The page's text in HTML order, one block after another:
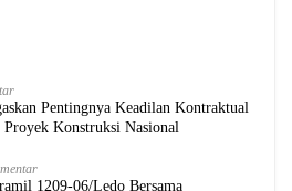
Pentingnya Keadilan Kontraktual
Konstruksi Nasional
1209-06/Ledo Bersama